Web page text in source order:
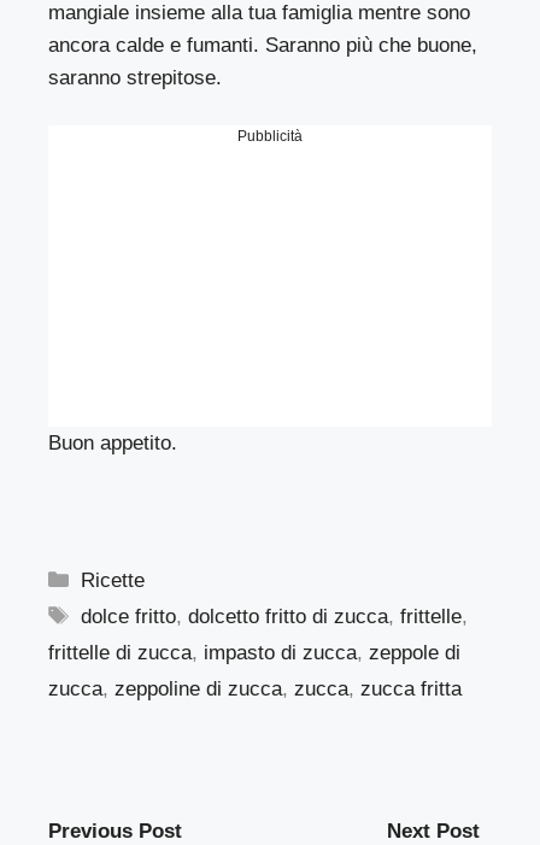
mangiale insieme alla tua famiglia mentre sono
ancora calde e fumanti. Saranno più che buone,
saranno strepitose.
Pubblicità
Buon appetito.
Categorie
Ricette
Tag
dolce fritto,dolcetto fritto di zucca,frittelle,
frittelle di zucca, impasto di zucca, zeppole di
zucca, zeppoline di zucca, zucca, zucca fritta
Previous Post Next Post